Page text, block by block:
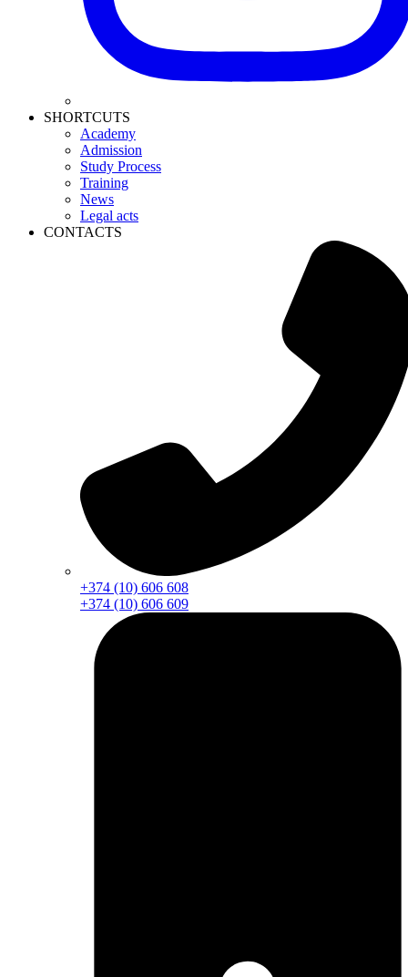
SHORTCUTS
Academy
Admission
Study Process
Training
News
Legal acts
CONTACTS
+374 (10) 606 608
+374 (10) 606 609